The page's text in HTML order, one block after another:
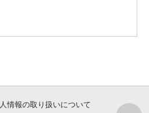
情報の取り扱いについて